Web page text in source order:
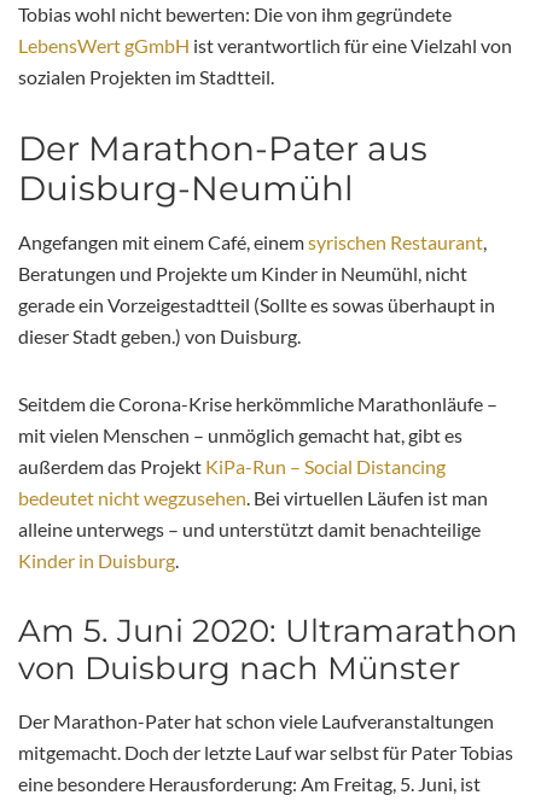
Tobias wohl nicht bewerten: Die von ihm gegründete
LebensWert gGmbH ist verantwortlich für eine Vielzahl von
sozialen Projekten im Stadtteil.
Der Marathon-Pater aus
Duisburg-Neumühl
Angefangen mit einem Café, einemsyrischen Restaurant
Beratungen und Projekte um Kinder in Neumühl, nicht
gerade ein Vorzeigestadtteil (Sollte es sowas überhaupt in
dieser Stadt geben.) von Duisburg.
Seitdem die Corona-Krise herkömmliche Marathonläufe –
mit vielen Menschen – unmöglich gemacht hat, gibt es
außerdem das Projekt KiPa-Run – Social Distancing
bedeutet nicht wegzusehen . Bei virtuellen Läufen ist man
alleine unterwegs – und unterstützt damit benachteilige
Kinder in Duisburg
Am 5. Juni 2020: Ultramarathon
von Duisburg nach Münster
Der Marathon-Pater hat schon viele Laufveranstaltungen
mitgemacht. Doch der letzte Lauf war selbst für Pater Tobias
eine besondere Herausforderung: Am Freitag, 5. Juni, ist